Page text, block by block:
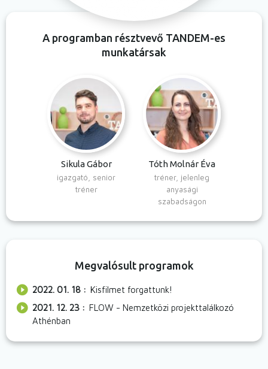
A programban résztvevő TANDEM-es
munkatársak
Sikula Gábor
igazgató, senior
tréner
Tóth Molnár Éva
tréner, jelenleg
anyasági
szabadságon
Megvalósult programok
2022. 01. 18 : Kisfilmet forgattunk!
2021. 12. 23 : FLOW - Nemzetközi projekttalálkozó
Athénban